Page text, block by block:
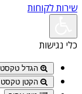
שירות לקוחות
כלי נגישות
הגדל טקסט
הקטן טקסט